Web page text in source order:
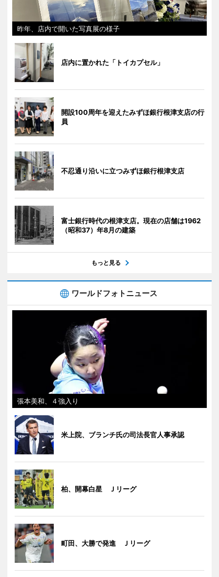
昨年、店内で開いた写真展の様子
店内に置かれた「トイカプセル」
開設100周年を迎えたみずほ銀行根津支店の行
員
不忍通り沿いに立つみずほ銀行根津支店
富士銀行時代の根津支店。現在の店舗は1962
（昭和37）年8月の建築
もっと見る
ワールドフォトニュース
張本美和、４強入り
米上院、ブランチ氏の司法長官人事承認
柏、開幕白星 Ｊリーグ
町田、大勝で発進 Ｊリーグ